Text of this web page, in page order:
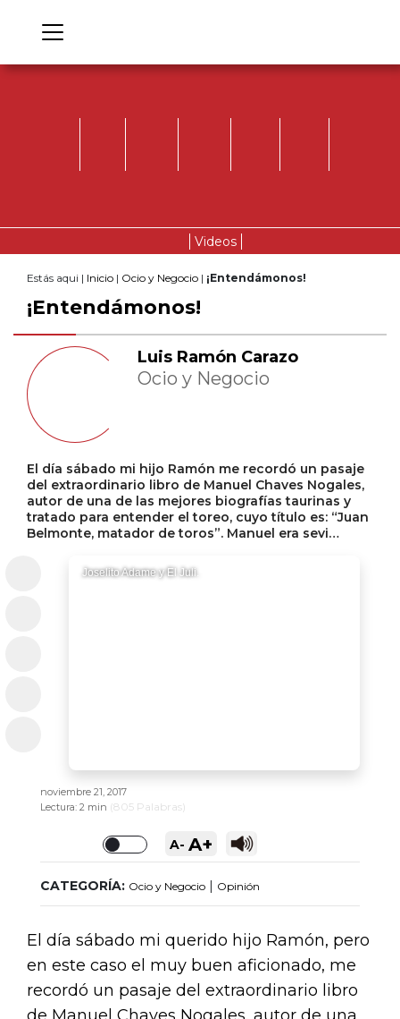
Videos
Estás aqui | Inicio | Ocio y Negocio | ¡Entendámonos!
¡Entendámonos!
Luis Ramón Carazo
Ocio y Negocio
El día sábado mi hijo Ramón me recordó un pasaje
del extraordinario libro de Manuel Chaves Nogales,
autor de una de las mejores biografías taurinas y
tratado para entender el toreo, cuyo título es: “Juan
Belmonte, matador de toros”. Manuel era sevi…
Joselito Adame y El Juli.
noviembre 21, 2017
Lectura: 2 min (805 Palabras)
Toggle
A- A+
CATEGORÍA: Ocio y Negocio | Opinión
El día sábado mi querido hijo Ramón, pero
en este caso el muy buen aficionado, me
recordó un pasaje del extraordinario libro